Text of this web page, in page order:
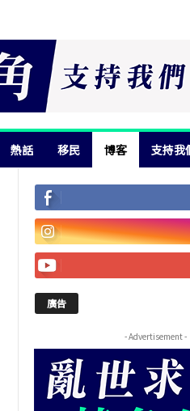
熱話 移民 博客 支持我
廣告
- Advertisement -